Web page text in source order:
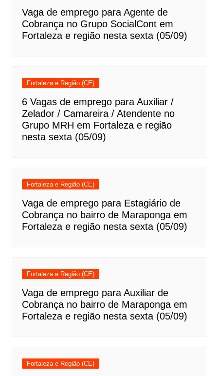
Vaga de emprego para Agente de
Cobrança no Grupo SocialCont em
Fortaleza e região nesta sexta (05/09)
Fortaleza e Região (CE)
6 Vagas de emprego para Auxiliar /
Zelador / Camareira / Atendente no
Grupo MRH em Fortaleza e região
nesta sexta (05/09)
Fortaleza e Região (CE)
Vaga de emprego para Estagiário de
Cobrança no bairro de Maraponga em
Fortaleza e região nesta sexta (05/09)
Fortaleza e Região (CE)
Vaga de emprego para Auxiliar de
Cobrança no bairro de Maraponga em
Fortaleza e região nesta sexta (05/09)
Fortaleza e Região (CE)